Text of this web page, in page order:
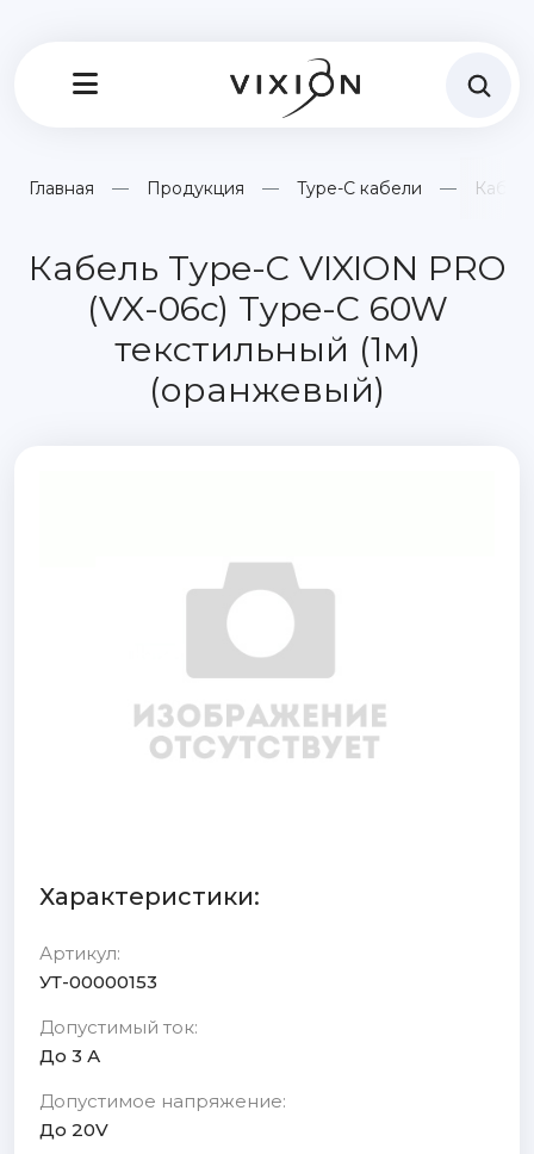
Главная Продукция Type-C кабели
Кабель Type-C VIXION PRO
(VX-06c) Type-C 60W
текстильный (1м)
(оранжевый)
Характеристики:
Артикул:
УТ-00000153
Допустимый ток:
До 3 А
Допустимое напряжение:
До 20V